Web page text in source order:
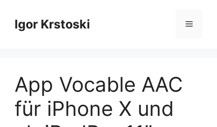
Inhalt
springenIgor Krstoski Menü
App Vocable AAC
für iPhone X und